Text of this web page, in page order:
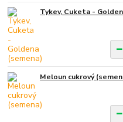
Tykev, Cuketa -
Meloun cukrový